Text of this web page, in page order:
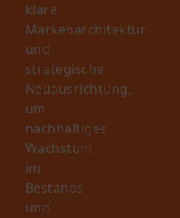
klare
Markenarchitektur
und
strategische
Neuausrichtung,
um
nachhaltiges
Wachstum
im
Bestands-
und